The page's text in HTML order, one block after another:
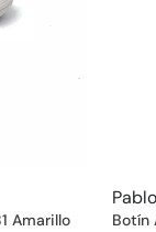
Amarillo
Botín